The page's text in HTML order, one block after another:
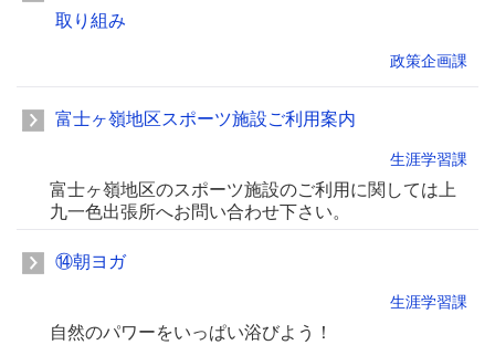
取り組み
政策企画課
富士ヶ嶺地区スポーツ施設ご利用案内
生涯学習課
富士ヶ嶺地区のスポーツ施設のご利用に関しては上
九一色出張所へお問い合わせ下さい。
⑭朝ヨガ
生涯学習課
自然のパワーをいっぱい浴びよう！